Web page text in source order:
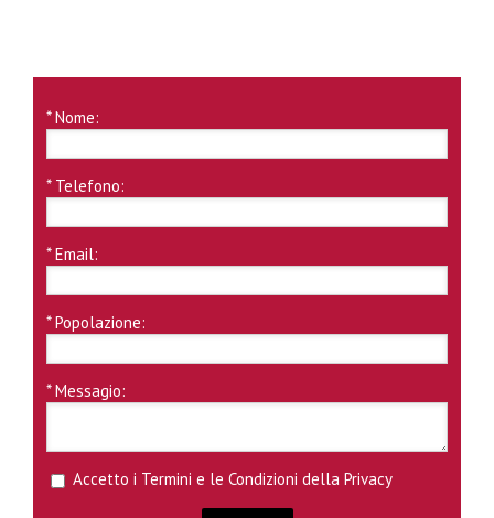
* Nome:
* Telefono:
* Email:
* Popolazione:
* Messagio:
Accetto i Termini e le Condizioni della Privacy